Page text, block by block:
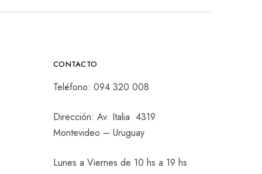
CONTACTO
Teléfono: 094 320 008
Dirección: Av. Italia 4319
Montevideo – Uruguay
Lunes a Viernes de 10 hs a 19 hs